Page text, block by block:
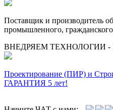
Поставщик и производитель
промышленного, гражданского
ВНЕДРЯЕМ ТЕХНОЛОГИИ
Проектирование (ПИР) и
ГАРАНТИЯ 5 лет!